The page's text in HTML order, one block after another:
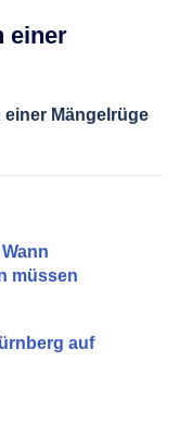
einer
Mängelrüge
müssen
auf